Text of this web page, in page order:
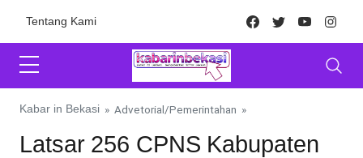
Tentang Kami Facebook
TwitterYoutube
Kabar in Bekasi » Advetorial/Pemerintahan »
Latsar 256 CPNS Kabupaten